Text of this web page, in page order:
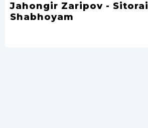
Jahongir Zaripov - Sitorai
Shabhoyam